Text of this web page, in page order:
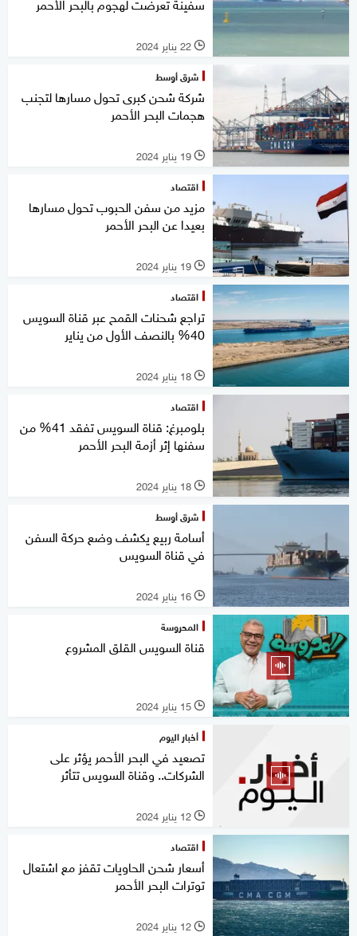
l 22 يناير 2024
شرق أوسط
شركة شحن كبرى تحول مسارها لتجنب
هجمات البحر الأحمر
l 19 يناير 2024
اقتصاد
مزيد من سفن الحبوب تحول مسارها
بعيدا عن البحر الأحمر
l 19 يناير 2024
اقتصاد
تراجع شحنات القمح عبر قناة السويس
40% بالنصف الأول من يناير
l 18 يناير 2024
اقتصاد
بلومبرغ: قناة السويس تفقد 41% من
سفنها إثر أزمة البحر الأحمر
l 18 يناير 2024
شرق أوسط
أسامة ربيع يكشف وضع حركة السفن
في قناة السويس
l 16 يناير 2024
المحروسة
قناة السويس القلق المشروع
l 15 يناير 2024
أخبار اليوم
تصعيد في البحر الأحمر يؤثر على
الشركات.. وقناة السويس تتأثر
l 12 يناير 2024
اقتصاد
أسعار شحن الحاويات تقفز مع اشتعال
توترات البحر الأحمر
l 12 يناير 2024